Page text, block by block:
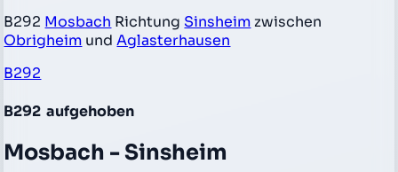
B292 Mosbach Richtung Sinsheim zwischen
Obrigheim undAglasterhausen
B292
B292 aufgehoben
Mosbach - Sinsheim